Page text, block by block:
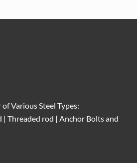
Various Steel Types:
Threaded rod | Anchor Bolts and